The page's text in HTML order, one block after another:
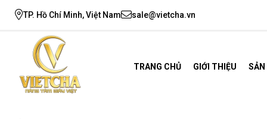
TP. Hồ Chí Minh, Việt Nam sale@vietcha.vn
TRANG CHỦ GIỚI THIỆU